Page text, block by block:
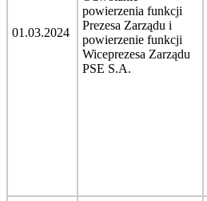
01.03.2024
powierzenia funkcji
Prezesa Zarządu i
powierzenie funkcji
Wiceprezesa Zarządu
PSE S.A.